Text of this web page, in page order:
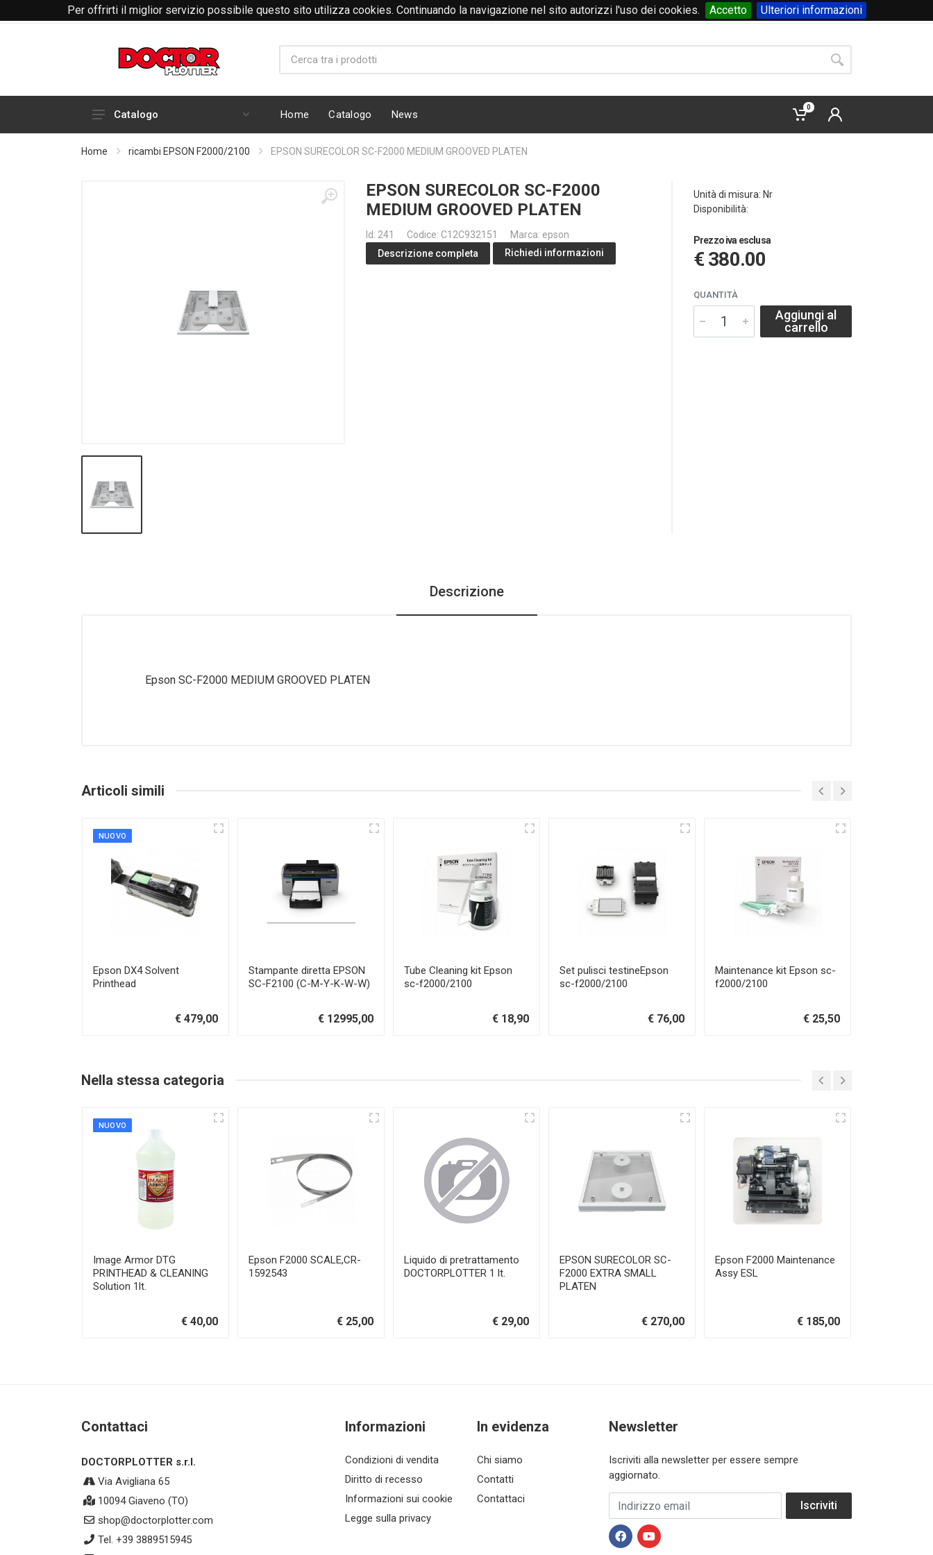
Per offrirti il miglior servizio possibile questo sito utilizza cookies. Continuando la navigazione nel sito autorizzi l'uso dei cookies. Accetto Ulteriori informazioni
Accedi oregistrati
HARDWARE
Catalogo Home Catalogo News
0
Home ricambi EPSON F2000/2100 EPSON SURECOLOR SC-F2000 MEDIUM GROOVED PLATEN
EPSON SURECOLOR SC-F2000
MEDIUM GROOVED PLATEN
Id: 241 Codice: C12C932151
Marca: epson
Descrizione completa
Richiedi informazioni
Unità di misura: Nr
Disponibilità:
Prezzo iva esclusa
€ 380.00
QUANTITÀ
Aggiungi al
carrello
Descrizione
Epson SC-F2000 MEDIUM GROOVED PLATEN
Articoli simili
NUOVO
Epson DX4 Solvent
Printhead
€ 479,00
Stampante diretta EPSON
SC-F2100 (C-M-Y-K-W-W)
€ 12995,00
Tube Cleaning kit Epson
sc-f2000/2100
€ 18,90
Set pulisci testineEpson
sc-f2000/2100
€ 76,00
Maintenance kit Epson sc-
f2000/2100
€ 25,50
Nella stessa categoria
NUOVO
Image Armor DTG
PRINTHEAD & CLEANING
Solution 1lt.
€ 40,00
Epson F2000 SCALE,CR-
1592543
€ 25,00
Liquido di pretrattamento
DOCTORPLOTTER 1 lt.
€ 29,00
EPSON SURECOLOR SC-
F2000 EXTRA SMALL
PLATEN
€ 270,00
Epson F2000 Maintenance
Assy ESL
€ 185,00
Contattaci
DOCTORPLOTTER s.r.l.
Via Avigliana 65
10094 Giaveno (TO)
shop@doctorplotter.com
Tel. +39 3889515945
Informazioni
Condizioni di vendita
Diritto di recesso
Informazioni sui cookie
Legge sulla privacy
In evidenza
Chi siamo
Contatti
Contattaci
Newsletter
Iscriviti alla newsletter per essere sempre
aggiornato.
Indirizzo email Iscriviti